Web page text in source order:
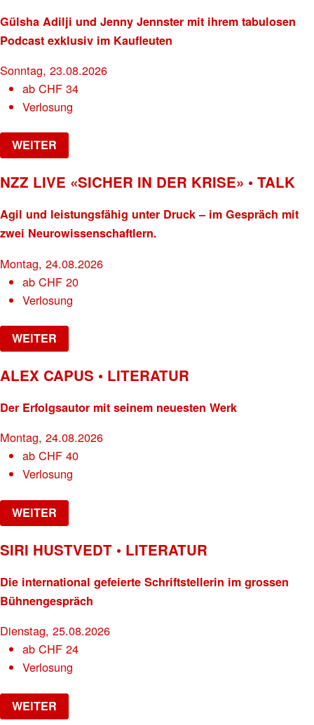
Gülsha Adilji und Jenny Jennster mit ihrem tabulosen
Podcast exklusiv im Kaufleuten
Sonntag, 23.08.2026
abCHF 34
Verlosung
WEITER
NZZ LIVE «SICHER IN DER KRISE» • TALK
Agil und leistungsfähig unter Druck – im Gespräch mit
zwei Neurowissenschaftlern.
Montag, 24.08.2026
abCHF 20
Verlosung
WEITER
ALEX CAPUS • LITERATUR
Der Erfolgsautor mit seinem neuesten Werk
Montag, 24.08.2026
abCHF 40
Verlosung
WEITER
SIRI HUSTVEDT • LITERATUR
Die international gefeierte Schriftstellerin im grossen
Bühnengespräch
Dienstag, 25.08.2026
abCHF 24
Verlosung
WEITER